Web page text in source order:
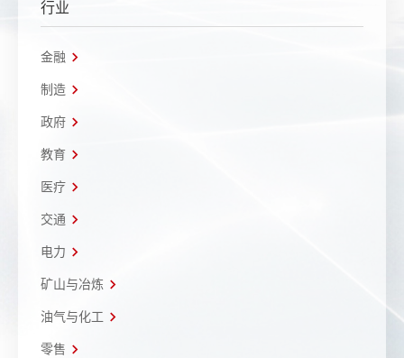
行业
金融
制造
政府
教育
医疗
交通
电力
矿山与冶炼
油气与化工
零售